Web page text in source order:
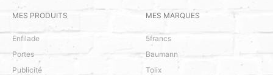
MES PRODUITS
Enfilade
Portes
Publicité
MES MARQUES
5francs
Baumann
Tolix